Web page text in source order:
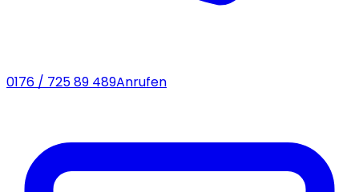
0176 / 725 89 489Anrufen